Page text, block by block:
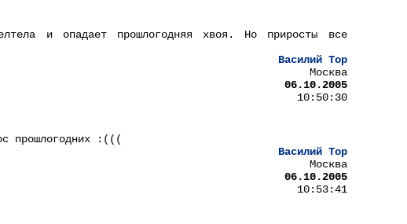
и опадает прошлогодняя хвоя. Но приросты все
Василий Тор
Москва
06.10.2005
10:50:30
прошлогодних :(((
Василий Тор
Москва
06.10.2005
10:53:41